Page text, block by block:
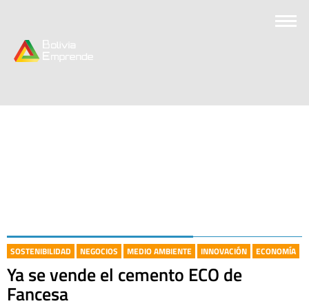
SOSTENIBILIDAD NEGOCIOS MEDIO AMBIENTE INNOVACIÓN ECONOMÍA
Ya se vende el cemento ECO de
Fancesa